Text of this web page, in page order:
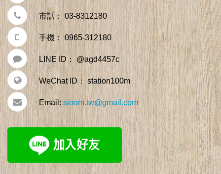
市話： 03-8312180
手機： 0965-312180
LINE ID： @agd4457c
WeChat ID： station100m
Email: sioom.tw@gmail.com